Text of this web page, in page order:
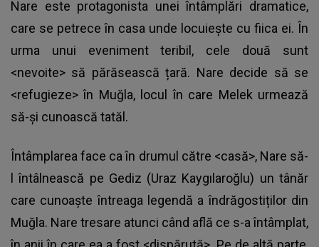
Nare este protagonista unei întâmplări dramatice,
care se petrece în casa unde locuiește cu fiica ei. În
urma unui eveniment teribil, cele două sunt
<nevoite> să părăsească țară. Nare decide să se
<refugieze> în Muğla, locul în care Melek urmează
să-și cunoască tatăl.
Întâmplarea face ca în drumul către <casă>, Nare să-
l întâlnească pe Gediz (Uraz Kaygılaroğlu) un tânăr
care cunoaște întreaga legendă a îndrăgostiților din
Muğla. Nare tresare atunci când află ce s-a întâmplat,